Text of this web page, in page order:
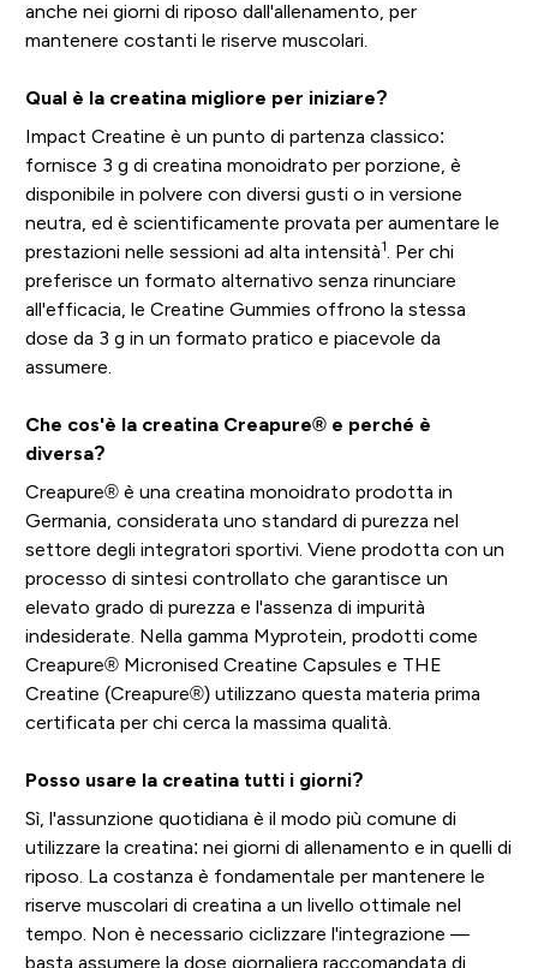
anche nei giorni di riposo dall'allenamento, per
mantenere costanti le riserve muscolari.
Qual è la creatina migliore per iniziare?
Impact Creatine è un punto di partenza classico:
fornisce 3 g di creatina monoidrato per porzione, è
disponibile in polvere con diversi gusti o in versione
neutra, ed è scientificamente provata per aumentare le
prestazioni nelle sessioni ad alta intensità1
. Per chi
preferisce un formato alternativo senza rinunciare
all'efficacia, le Creatine Gummies offrono la stessa
dose da 3 g in un formato pratico e piacevole da
assumere.
Che cos'è la creatina Creapure® e perché è
diversa?
Creapure® è una creatina monoidrato prodotta in
Germania, considerata uno standard di purezza nel
settore degli integratori sportivi. Viene prodotta con un
processo di sintesi controllato che garantisce un
elevato grado di purezza e l'assenza di impurità
indesiderate. Nella gamma Myprotein, prodotti come
Creapure® Micronised Creatine Capsules e THE
Creatine (Creapure®) utilizzano questa materia prima
certificata per chi cerca la massima qualità.
Posso usare la creatina tutti i giorni?
Sì, l'assunzione quotidiana è il modo più comune di
utilizzare la creatina: nei giorni di allenamento e in quelli di
riposo. La costanza è fondamentale per mantenere le
riserve muscolari di creatina a un livello ottimale nel
tempo. Non è necessario ciclizzare l'integrazione —
basta assumere la dose giornaliera raccomandata di